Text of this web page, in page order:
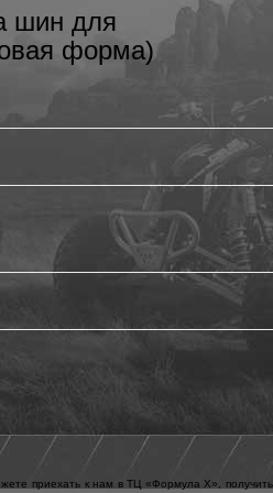
шин для
форма)
приехать к нам в ТЦ «Формула Х», получить